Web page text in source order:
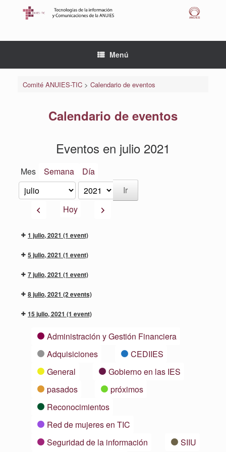
Menú
Comité ANUIES-TIC> Calendario de eventos
Calendario de eventos
Eventos en julio 2021
Mes Semana Día
Mes
Año
AnteriorHoy Siguiente
1 julio, 2021 (1 event)
5 julio, 2021 (1 event)
7 julio, 2021 (1 event)
8 julio, 2021 (2 events)
15 julio, 2021 (1 event)
CategoríasAdministración y Gestión Financiera
Adquisiciones
CEDIIES
General
Gobierno en las IES
pasados
próximos
Reconocimientos
Red de mujeres en TIC
Seguridad de la información
SIIU